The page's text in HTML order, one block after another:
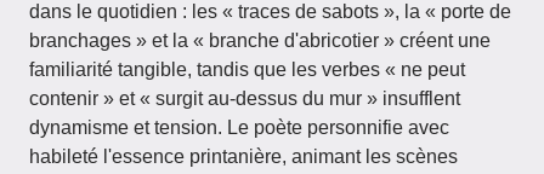
dans le quotidien : les « traces de sabots », la « porte de
branchages » et la « branche d'abricotier » créent une
familiarité tangible, tandis que les verbes « ne peut
contenir » et « surgit au-dessus du mur » insufflent
dynamisme et tension. Le poète personnifie avec
habileté l'essence printanière, animant les scènes